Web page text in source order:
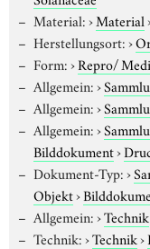
Material:›Material
Herstellungsort:›
Form:›Repro/
Allgemein:›
Allgemein:›
Allgemein:›
Bilddokument›
Dokument-Typ:›
Objekt›
Allgemein:›Technik
Technik:›Technik›